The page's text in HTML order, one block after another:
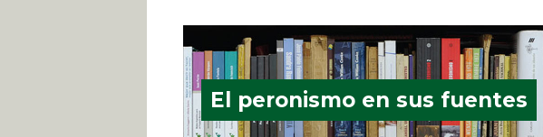
El peronismo en sus fuentes